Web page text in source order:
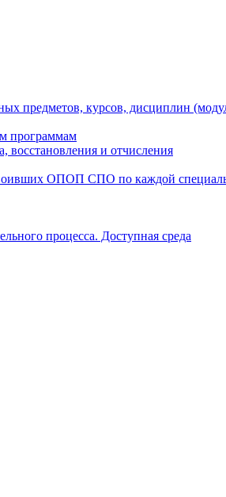
предметов, курсов, дисциплин
программам
восстановления и отчисления
ОПОП СПО по каждой
процесса. Доступная среда